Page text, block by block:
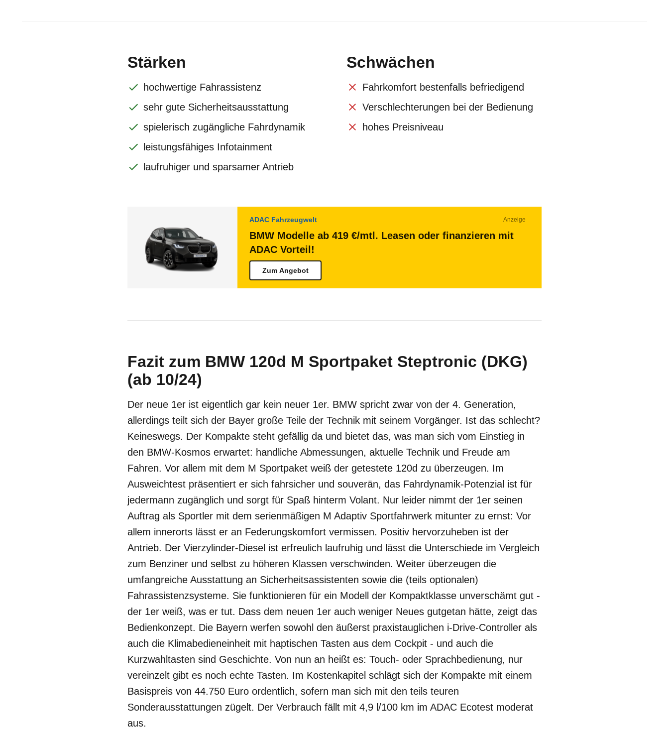
Stärken
hochwertige Fahrassistenz
sehr gute Sicherheitsausstattung
spielerisch zugängliche Fahrdynamik
leistungsfähiges Infotainment
laufruhiger und sparsamer Antrieb
Schwächen
Fahrkomfort bestenfalls befriedigend
Verschlechterungen bei der Bedienung
hohes Preisniveau
ADAC Fahrzeugwelt Anzeige
BMW Modelle ab 419 €/mtl. Leasen oder finanzieren mit
ADAC Vorteil!
Zum Angebot
Fazit zum BMW 120d M Sportpaket Steptronic (DKG)
(ab 10/24)
Der neue 1er ist eigentlich gar kein neuer 1er. BMW spricht zwar von der 4. Generation,
allerdings teilt sich der Bayer große Teile der Technik mit seinem Vorgänger. Ist das schlecht?
Keineswegs. Der Kompakte steht gefällig da und bietet das, was man sich vom Einstieg in
den BMW-Kosmos erwartet: handliche Abmessungen, aktuelle Technik und Freude am
Fahren. Vor allem mit dem M Sportpaket weiß der getestete 120d zu überzeugen. Im
Ausweichtest präsentiert er sich fahrsicher und souverän, das Fahrdynamik-Potenzial ist für
jedermann zugänglich und sorgt für Spaß hinterm Volant. Nur leider nimmt der 1er seinen
Auftrag als Sportler mit dem serienmäßigen M Adaptiv Sportfahrwerk mitunter zu ernst: Vor
allem innerorts lässt er an Federungskomfort vermissen. Positiv hervorzuheben ist der
Antrieb. Der Vierzylinder-Diesel ist erfreulich laufruhig und lässt die Unterschiede im Vergleich
zum Benziner und selbst zu höheren Klassen verschwinden. Weiter überzeugen die
umfangreiche Ausstattung an Sicherheitsassistenten sowie die (teils optionalen)
Fahrassistenzsysteme. Sie funktionieren für ein Modell der Kompaktklasse unverschämt gut -
der 1er weiß, was er tut. Dass dem neuen 1er auch weniger Neues gutgetan hätte, zeigt das
Bedienkonzept. Die Bayern werfen sowohl den äußerst praxistauglichen i-Drive-Controller als
auch die Klimabedieneinheit mit haptischen Tasten aus dem Cockpit - und auch die
Kurzwahltasten sind Geschichte. Von nun an heißt es: Touch- oder Sprachbedienung, nur
vereinzelt gibt es noch echte Tasten. Im Kostenkapitel schlägt sich der Kompakte mit einem
Basispreis von 44.750 Euro ordentlich, sofern man sich mit den teils teuren
Sonderausstattungen zügelt. Der Verbrauch fällt mit 4,9 l/100 km im ADAC Ecotest moderat
aus.